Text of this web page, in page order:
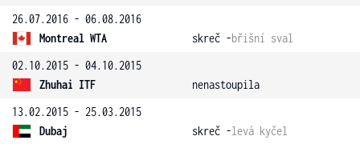
26.07.2016 - 06.08.2016
Montreal WTA
skreč -břišní sval
02.10.2015 - 04.10.2015
Zhuhai ITF
nenastoupila
13.02.2015 - 25.03.2015
Dubaj
skreč -levá kyčel